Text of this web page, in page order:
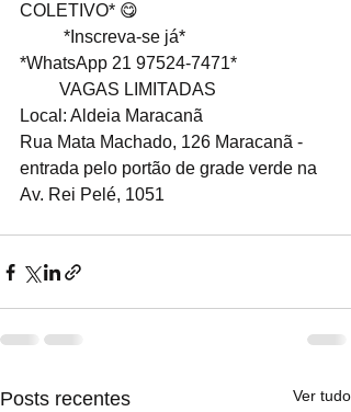
COLETIVO* 😋
          *Inscreva-se já*
*WhatsApp 21 97524-7471*
         VAGAS LIMITADAS
Local: Aldeia Maracanã
Rua Mata Machado, 126 Maracanã -
entrada pelo portão de grade verde na
Av. Rei Pelé, 1051
Posts recentes Ver tudo